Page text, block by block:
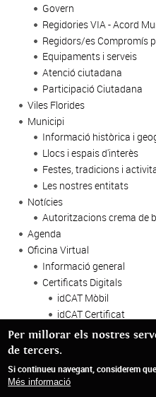
Govern
Regidories VIA - Acord
Regidors/es Compromís
Equipaments i serveis
Atenció ciutadana
Participació Ciutadana
Viles Florides
Municipi
Informació històrica i
Llocs i espais d'interès
Festes, tradicions i
Les nostres entitats
Notícies
Autoritzacions crema de
Agenda
Oficina Virtual
Informació general
Certificats Digitals
idCAT Mòbil
idCAT Certificat
Certificat de
Factura Electrònica
Per millorar els nostres
de tercers.
Si continueu navegant, considerem
Més informació